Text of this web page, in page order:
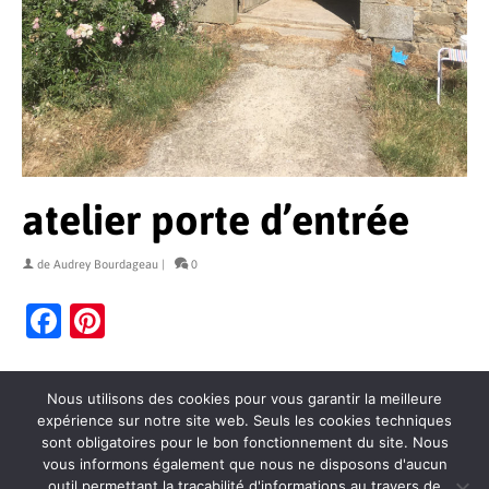
atelier porte d’entrée
de Audrey Bourdageau | 0
Facebook
Nous utilisons des cookies pour vous garantir la meilleure
expérience sur notre site web. Seuls les cookies techniques
sont obligatoires pour le bon fonctionnement du site. Nous
vous informons également que nous ne disposons d'aucun